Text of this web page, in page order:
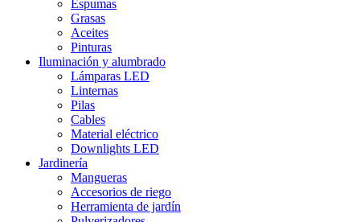
Espumas
Grasas
Aceites
Pinturas
Iluminación y alumbrado
Lámparas LED
Linternas
Pilas
Cables
Material eléctrico
Downlights LED
Jardinería
Mangueras
Accesorios de riego
Herramienta de jardín